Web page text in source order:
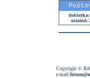
dobierka:
ostatné:
Copyright ©
e-mail: